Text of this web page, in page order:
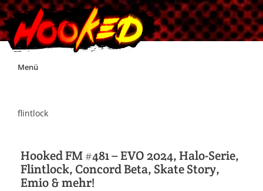
Skip
Menü
Impressum
flintlock
Hooked FM #481 – EVO 2024, Halo-Serie,
Flintlock, Concord Beta, Skate Story,
Emio & mehr!